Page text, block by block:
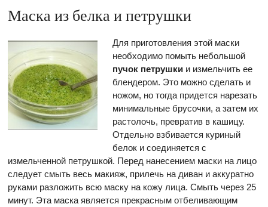
Маска из белка и петрушки
Для приготовления этой маски
необходимо помыть небольшой
пучок петрушкии измельчить ее
блендером. Это можно сделать и
ножом, но тогда придется нарезать
минимальные брусочки, а затем их
растолочь, превратив в кашицу.
Отдельно взбивается куриный
белок и соединяется с
измельченной петрушкой. Перед нанесением маски на лицо
следует смыть весь макияж, прилечь на диван и аккуратно
руками разложить всю маску на кожу лица. Смыть через 25
минут. Эта маска является прекрасным отбеливающим